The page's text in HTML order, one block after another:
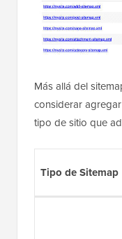
Más allá del
considerar
tipo de sitio que
Tipo de Sitemap